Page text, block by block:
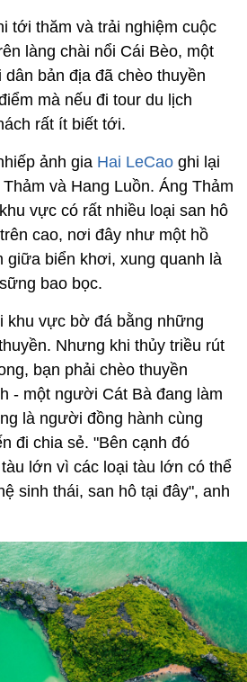
tới thăm và trải nghiệm cuộc
làng chài nổi Cái Bèo, một
bản địa đã chèo thuyền
mà nếu đi tour du lịch
rất ít biết tới.
ảnh gia Hai LeCao ghi lại
và Hang Luồn. Áng Thảm
vực có rất nhiều loại san hô
cao, nơi đây như một hồ
giữa biển khơi, xung quanh là
bao bọc.
khu vực bờ đá bằng những
Nhưng khi thủy triều rút
bạn phải chèo thuyền
- một người Cát Bà đang làm
là người đồng hành cùng
đi chia sẻ. "Bên cạnh đó
lớn vì các loại tàu lớn có thể
sinh thái, san hô tại đây", anh